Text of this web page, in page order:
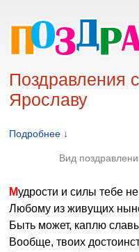
Поздравления
Ярославу
Подробнее ↓
Вид
Мудрости и силы тебе
Любому из живущих
Быть может, каплю
Вообще, твоих